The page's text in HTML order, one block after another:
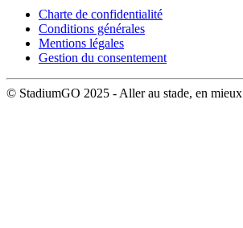
Charte de confidentialité
Conditions générales
Mentions légales
Gestion du consentement
© StadiumGO 2025 - Aller au stade, en mieux